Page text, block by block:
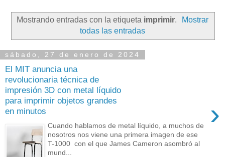
Mostrando entradas con la etiqueta imprimir.
Mostrar
todas las entradas
sábado, 27 de enero de 2024
El MIT anuncia una
revolucionaria técnica de
impresión 3D con metal líquido
para imprimir objetos grandes
en minutos
›
Cuando hablamos de metal líquido, a muchos de
nosotros nos viene una primera imagen de ese
T-1000 con el que James Cameron asombró al
mund...